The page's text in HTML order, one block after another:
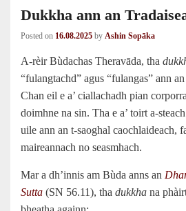
Dukkha ann an
Posted on 16.08.2025 by Ashin Sopāka
A-rèir Bùdachas Theravāda, tha
“fulangtachd” agus “fulangas” ann
Chan eil e a’ ciallachadh pian
doimhne na sin. Tha e a’ toirt a-
uile ann an t-saoghal caochlaideach,
maireannach no seasmhach.
Mar a dh’innis am Bùda anns an
Sutta (SN 56.11), tha dukkha na